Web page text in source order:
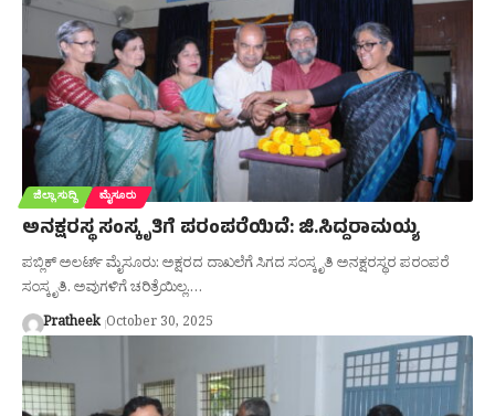
ಜಿಲ್ಲಾ ಸುದ್ದಿ ಮೈಸೂರು
ಅನಕ್ಷರಸ್ಥ ಸಂಸ್ಕೃತಿಗೆ ಪರಂಪರೆಯಿದೆ: ಜಿ.ಸಿದ್ದರಾಮಯ್ಯ
ಪಬ್ಲಿಕ್ ಅಲರ್ಟ್ ಮೈಸೂರು: ಅಕ್ಷರದ ದಾಖಲೆಗೆ ಸಿಗದ ಸಂಸ್ಕೃತಿ ಅನಕ್ಷರಸ್ಥರ ಪರಂಪರೆ
ಸಂಸ್ಕೃತಿ. ಅವುಗಳಿಗೆ ಚರಿತ್ರೆಯಿಲ್ಲ.…
Pratheek October 30, 2025